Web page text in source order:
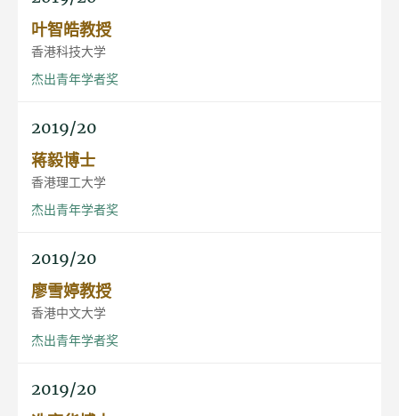
叶智皓教授
香港科技大学
杰出青年学者奖
2019/20
蒋毅博士
香港理工大学
杰出青年学者奖
2019/20
廖雪婷教授
香港中文大学
杰出青年学者奖
2019/20